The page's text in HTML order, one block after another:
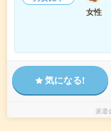
女性
気になる!
派遣